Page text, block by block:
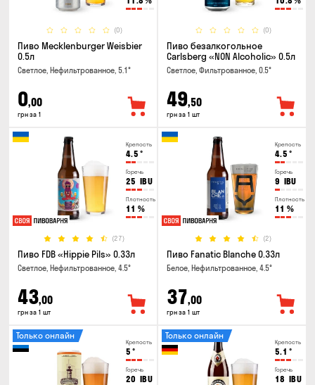
(0)
Пиво Mecklenburger Weisbier
0.5л
Светлое, Нефильтрованное, 5.1°
0,00
грн за 1
(0)
Пиво безалкогольное
Carlsberg «NON Alcoholic» 0.5л
Светлое, Фильтрованное, 0.5°
49,50
грн за 1 шт
Крепость
4.5 °
Горечь
25 IBU
Плотность
11 %
(27)
Пиво FDB «Hippie Pils» 0.33л
Светлое, Нефильтрованное, 4.5°
43,00
грн за 1 шт
Крепость
4.5 °
Горечь
9 IBU
Плотность
11 %
(2)
Пиво Fanatic Blanche 0.33л
Белое, Нефильтрованное, 4.5°
37,00
грн за 1 шт
Крепость
5 °
Горечь
20 IBU
Только онлайн
Крепость
5.1 °
Горечь
18 IBU
Только онлайн